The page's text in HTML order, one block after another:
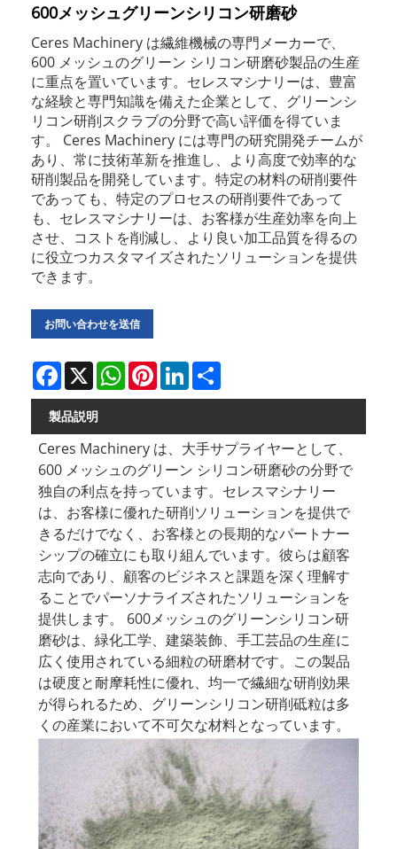
600メッシュグリーンシリコン研磨砂
Ceres Machinery は繊維機械の専門メーカーで、
600 メッシュのグリーン シリコン研磨砂製品の生産
に重点を置いています。セレスマシナリーは、豊富
な経験と専門知識を備えた企業として、グリーンシ
リコン研削スクラブの分野で高い評価を得ていま
す。 Ceres Machinery には専門の研究開発チームが
あり、常に技術革新を推進し、より高度で効率的な
研削製品を開発しています。特定の材料の研削要件
であっても、特定のプロセスの研削要件であって
も、セレスマシナリーは、お客様が生産効率を向上
させ、コストを削減し、より良い加工品質を得るの
に役立つカスタマイズされたソリューションを提供
できます。
お問い合わせを送信
Facebook
X WhatsAppPinterestLinkedIn
製品説明
Ceres Machinery は、大手サプライヤーとして、
600 メッシュのグリーン シリコン研磨砂の分野で
独自の利点を持っています。セレスマシナリー
は、お客様に優れた研削ソリューションを提供で
きるだけでなく、お客様との長期的なパートナー
シップの確立にも取り組んでいます。彼らは顧客
志向であり、顧客のビジネスと課題を深く理解す
ることでパーソナライズされたソリューションを
提供します。 600メッシュのグリーンシリコン研
磨砂は、緑化工学、建築装飾、手工芸品の生産に
広く使用されている細粒の研磨材です。この製品
は硬度と耐摩耗性に優れ、均一で繊細な研削効果
が得られるため、グリーンシリコン研削砥粒は多
くの産業において不可欠な材料となっています。